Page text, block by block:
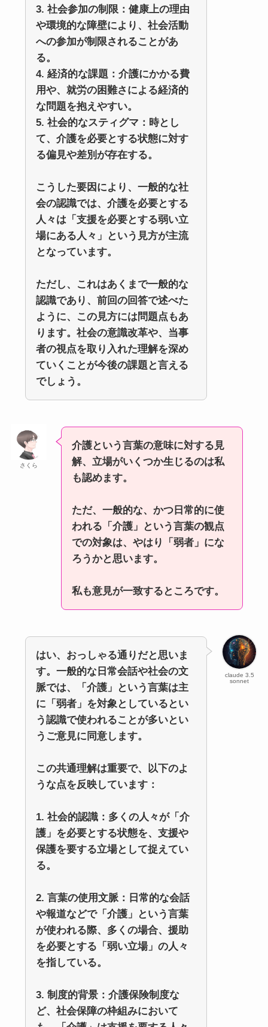
3. 社会参加の制限：健康上の理由
や環境的な障壁により、社会活動
への参加が制限されることがあ
る。
4. 経済的な課題：介護にかかる費
用や、就労の困難さによる経済的
な問題を抱えやすい。
5. 社会的なスティグマ：時とし
て、介護を必要とする状態に対す
る偏見や差別が存在する。
こうした要因により、一般的な社
会の認識では、介護を必要とする
人々は「支援を必要とする弱い立
場にある人々」という見方が主流
となっています。
ただし、これはあくまで一般的な
認識であり、前回の回答で述べた
ように、この見方には問題点もあ
ります。社会の意識改革や、当事
者の視点を取り入れた理解を深め
ていくことが今後の課題と言える
でしょう。
さくら
介護という言葉の意味に対する見
解、立場がいくつか生じるのは私
も認めます。
ただ、一般的な、かつ日常的に使
われる「介護」という言葉の観点
での対象は、やはり「弱者」にな
ろうかと思います。
私も意見が一致するところです。
claude 3.5
sonnet
はい、おっしゃる通りだと思いま
す。一般的な日常会話や社会の文
脈では、「介護」という言葉は主
に「弱者」を対象としているとい
う認識で使われることが多いとい
うご意見に同意します。
この共通理解は重要で、以下のよ
うな点を反映しています：
1. 社会的認識：多くの人々が「介
護」を必要とする状態を、支援や
保護を要する立場として捉えてい
る。
2. 言葉の使用文脈：日常的な会話
や報道などで「介護」という言葉
が使われる際、多くの場合、援助
を必要とする「弱い立場」の人々
を指している。
3. 制度的背景：介護保険制度な
ど、社会保障の枠組みにおいて